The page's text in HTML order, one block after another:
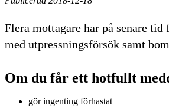
Flera mottagare har på senare
med utpressningsförsök samt
Om du får ett hotfullt
gör ingenting förhastat